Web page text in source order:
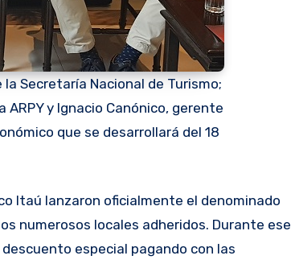
Secretaría Nacional de Turismo;
y Ignacio Canónico, gerente
que se desarrollará del 18
numerosos locales adheridos. Durante ese
especial pagando con las